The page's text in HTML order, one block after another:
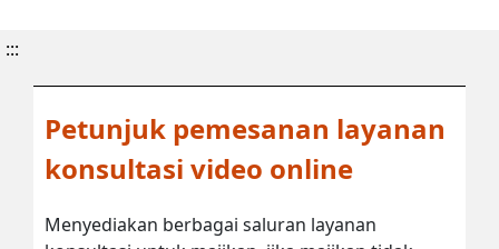
:::
Petunjuk pemesanan layanan
konsultasi video online
Menyediakan berbagai saluran layanan